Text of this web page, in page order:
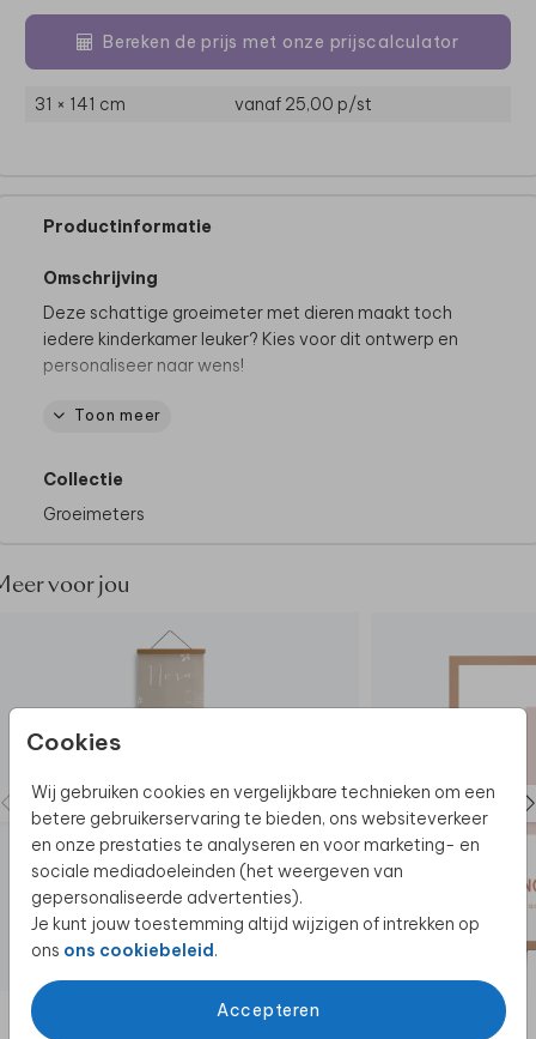
Cookies
Wij gebruiken cookies en vergelijkbare technieken om een
betere gebruikerservaring te bieden, ons websiteverkeer
en onze prestaties te analyseren en voor marketing- en
sociale mediadoeleinden (het weergeven van
gepersonaliseerde advertenties).
Je kunt jouw toestemming altijd wijzigen of intrekken op
ons ons cookiebeleid.
Accepteren
Bereken de prijs met onze prijscalculator
31 × 141 cm vanaf 25,00 p/st
Productinformatie
Omschrijving
Deze schattige groeimeter met dieren maakt toch
iedere kinderkamer leuker? Kies voor dit ontwerp en
personaliseer naar wens!
De mooiste groeimeters:
• Gedrukt op kwalitatief canvas
bij
• Zonder foliedruk
Toon meer
Collectie
Groeimeters
voor jou